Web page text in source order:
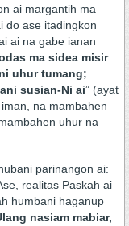
ai margantih ma
do ase itadingkon
ai na gabe ianan
ma sidea misir
uhur tumang;
susian-Ni ai” (ayat
na mambahen
uhur na
parinangon ai:
realitas Paskah ai
humbani haganup
nasiam mabiar,